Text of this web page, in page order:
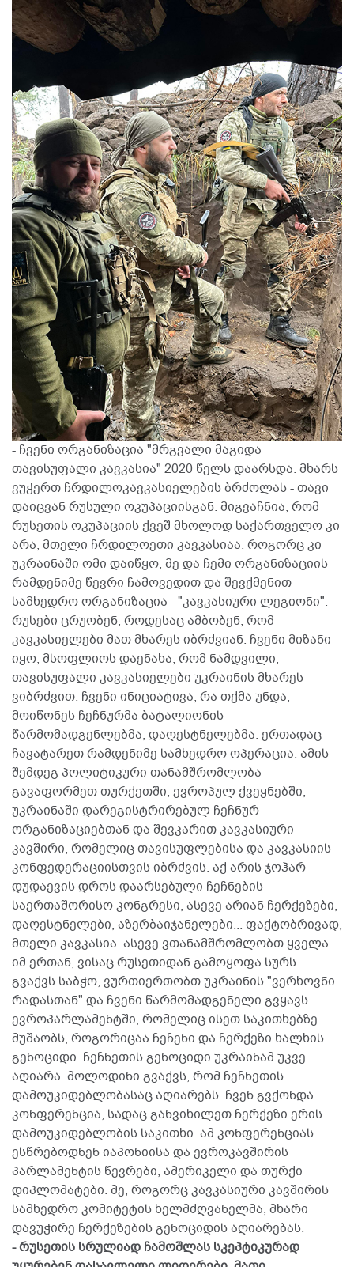
- ჩვენი ორგანიზაცია "მრგვალი მაგიდა
თავისუფალი კავკასია" 2020 წელს დაარსდა. მხარს
ვუჭერთ ჩრდილოკავკასიელების ბრძოლას - თავი
დაიცვან რუსული ოკუპაციისგან. მიგვაჩნია, რომ
რუსეთის ოკუპაციის ქვეშ მხოლოდ საქართველო კი
არა, მთელი ჩრდილოეთი კავკასიაა. როგორც კი
უკრაინაში ომი დაიწყო, მე და ჩემი ორგანიზაციის
რამდენიმე წევრი ჩამოვედით და შევქმენით
სამხედრო ორგანიზაცია - "კავკასიური ლეგიონი".
რუსები ცრუობენ, როდესაც ამბობენ, რომ
კავკასიელები მათ მხარეს იბრძვიან. ჩვენი მიზანი
იყო, მსოფლიოს დაენახა, რომ ნამდვილი,
თავისუფალი კავკასიელები უკრაინის მხარეს
ვიბრძვით. ჩვენი ინიციატივა, რა თქმა უნდა,
მოიწონეს ჩეჩნურმა ბატალიონის
წარმომადგენლებმა, დაღესტნელებმა. ერთადაც
ჩავატარეთ რამდენიმე სამხედრო ოპერაცია. ამის
შემდეგ პოლიტიკური თანამშრომლობა
გავაფორმეთ თურქეთში, ევროპულ ქვეყნებში,
უკრაინაში დარეგისტრირებულ ჩეჩნურ
ორგანიზაციებთან და შევკარით კავკასიური
კავშირი, რომელიც თავისუფლებისა და კავკასიის
კონფედერაციისთვის იბრძვის. აქ არის ჯოჰარ
დუდაევის დროს დაარსებული ჩეჩნების
საერთაშორისო კონგრესი, ასევე არიან ჩერქეზები,
დაღესტნელები, აზერბაიჯანელები... ფაქტობრივად,
მთელი კავკასია. ასევე ვთანამშრომლობთ ყველა
იმ ერთან, ვისაც რუსეთიდან გამოყოფა სურს.
გვაქვს საბჭო, ვურთიერთობთ უკრაინის "ვერხოვნი
რადასთან" და ჩვენი წარმომადგენელი გვყავს
ევროპარლამენტში, რომელიც ისეთ საკითხებზე
მუშაობს, როგორიცაა ჩეჩენი და ჩერქეზი ხალხის
გენოციდი. ჩეჩნეთის გენოციდი უკრაინამ უკვე
აღიარა. მოლოდინი გვაქვს, რომ ჩეჩნეთის
დამოუკიდებლობასაც აღიარებს. ჩვენ გვქონდა
კონფერენცია, სადაც განვიხილეთ ჩერქეზი ერის
დამოუკიდებლობის საკითხი. ამ კონფერენციას
ესწრებოდნენ იაპონიისა და ევროკავშირის
პარლამენტის წევრები, ამერიკელი და თურქი
დიპლომატები. მე, როგორც კავკასიური კავშირის
სამხედრო კომიტეტის ხელმძღვანელმა, მხარი
დავუჭირე ჩერქეზების გენოციდის აღიარებას.
- რუსეთის სრულიად ჩამოშლას სკეპტიკურად